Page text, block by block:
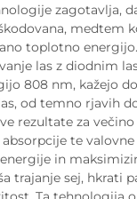
zagotavlja,
medtem
toplotno
las z diodnim
808 nm, kažejo
od temno rjavih
rezultate za večino
te valovne
in
trajanje sej, hkrati